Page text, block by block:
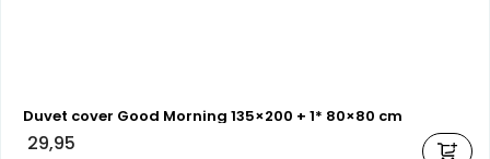
Duvet cover Good Morning 135×200 + 1* 80×80 cm
29,95